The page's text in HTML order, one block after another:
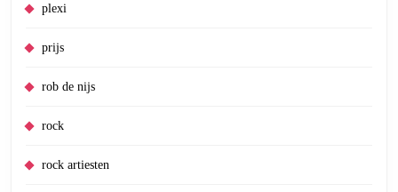
plexi
prijs
rob de nijs
rock
rock artiesten